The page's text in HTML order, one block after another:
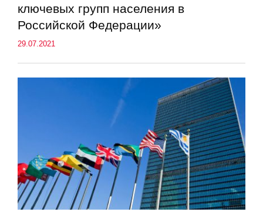
ключевых групп населения в
Российской Федерации»
29.07.2021